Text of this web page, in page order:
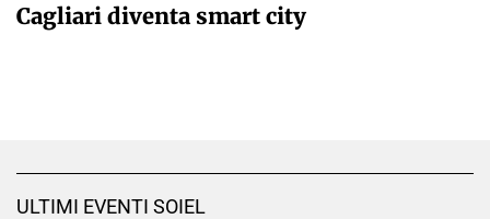
Cagliari diventa smart city
ULTIMI EVENTI SOIEL